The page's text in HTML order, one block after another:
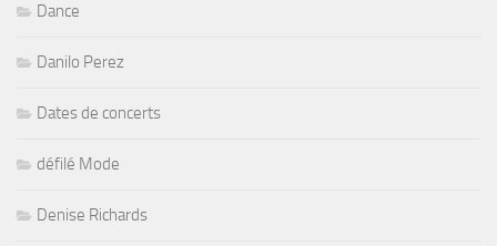
Dance
Danilo Perez
Dates de concerts
défilé Mode
Denise Richards